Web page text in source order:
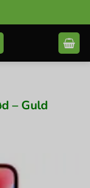
– Guld